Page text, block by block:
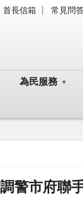
首長信箱 常見問答
為民服務
市府聯